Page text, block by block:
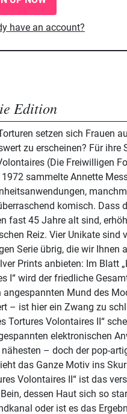
have an account?
Edition
setzen sich Frauen
zu erscheinen? Für ihre
(Die Freiwilligen
sammelte Annette
komisch. Dass
fast 45 Jahre alt sind,
Reiz. Vier Unikate sind
Serie übrig, die wir Ihnen
Prints anbieten: Im Blatt
I“ wird der friedliche
angespannten Mund des
– ist hier ein Zwang zu
Tortures Volontaires II“
elektronischen
nähesten – doch der pop-
das Ganze Motiv ins
Volontaires II“ ist das
dessen Haut sich so
oder ist es das